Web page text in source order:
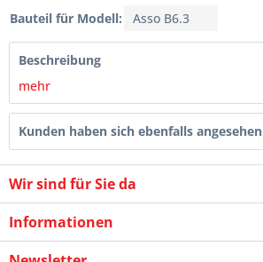
Bauteil für Modell:
Asso B6.3
Beschreibung
mehr
Kunden haben sich ebenfalls angesehen
Wir sind für Sie da
Informationen